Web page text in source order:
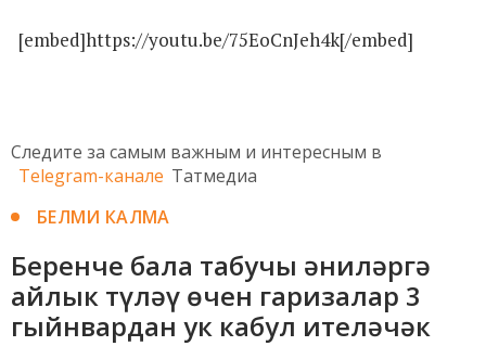
[embed]https://youtu.be/75EoCnJeh4k[/embed]
Следите за самым важным и интересным в
Telegram-канале Татмедиа
БЕЛМИ КАЛМА
Беренче бала табучы әниләргә
айлык түләү өчен гаризалар 3
гыйнвардан ук кабул ителәчәк